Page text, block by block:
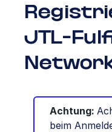
JTL-
Achtung:
beim